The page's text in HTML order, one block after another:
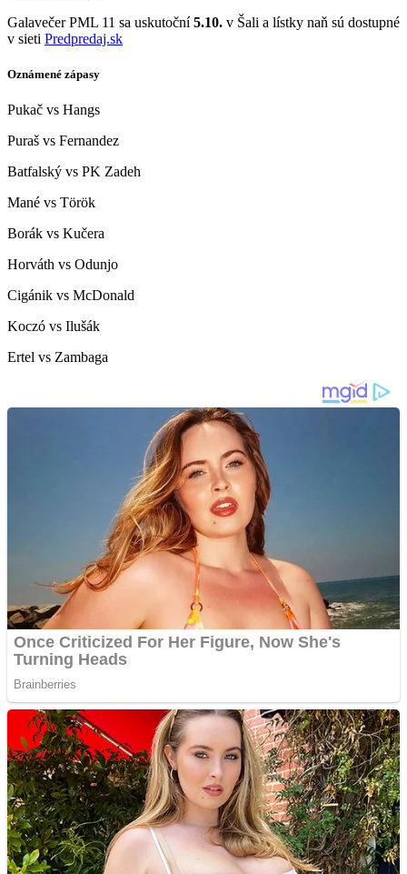
Galavečer PML 11 sa uskutoční5.10. v Šali a lístky naň sú dostupné
v sieti Predpredaj.sk
Oznámené zápasy
Pukač vs Hangs
Puraš vs Fernandez
Batfalský vs PK Zadeh
Mané vs Török
Borák vs Kučera
Horváth vs Odunjo
Cigánik vs McDonald
Koczó vs Ilušák
Ertel vs Zambaga